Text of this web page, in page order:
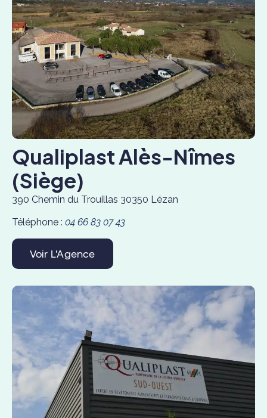
Qualiplast Alès-Nîmes
(siège)
390 Chemin du Trouillas 30350 Lézan
Téléphone : 04 66 83 07 43
Voir L'Agence